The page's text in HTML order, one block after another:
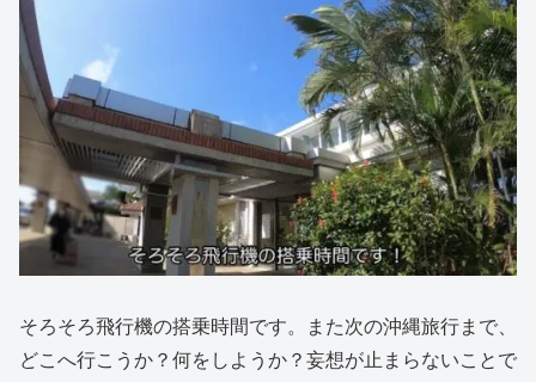
そろそろ飛行機の搭乗時間です。また次の沖縄旅行まで、
どこへ行こうか？何をしようか？妄想が止まらないことで